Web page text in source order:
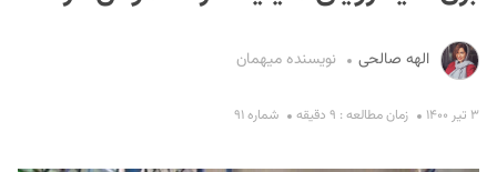
الهه صالحی نویسنده میهمان
۳ تیر ۱۴۰۰ زمان مطالعه : ۹ دقیقه شماره ۹۱